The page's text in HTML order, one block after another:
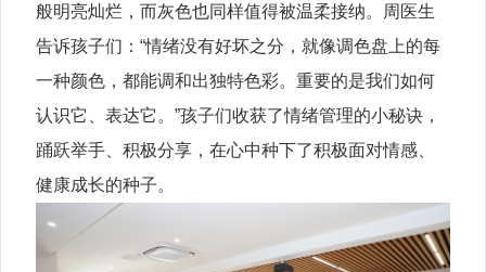
般明亮灿烂，而灰色也同样值得被温柔接纳。周医生
告诉孩子们：“情绪没有好坏之分，就像调色盘上的每
一种颜色，都能调和出独特色彩。重要的是我们如何
认识它、表达它。”孩子们收获了情绪管理的小秘诀，
踊跃举手、积极分享，在心中种下了积极面对情感、
健康成长的种子。